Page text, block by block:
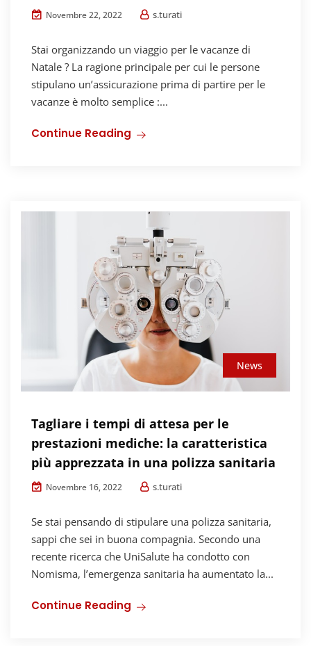
Novembre 22, 2022 s.turati
Stai organizzando un viaggio per le vacanze di
Natale ? La ragione principale per cui le persone
stipulano un’assicurazione prima di partire per le
vacanze è molto semplice :...
Continue Reading
News
Tagliare i tempi di attesa per le
prestazioni mediche: la caratteristica
più apprezzata in una polizza sanitaria
Novembre 16, 2022 s.turati
Se stai pensando di stipulare una polizza sanitaria,
sappi che sei in buona compagnia. Secondo una
recente ricerca che UniSalute ha condotto con
Nomisma, l’emergenza sanitaria ha aumentato la...
Continue Reading